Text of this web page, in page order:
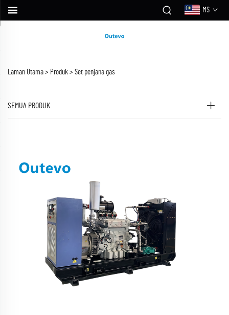
MS
Laman Utama > Produk > Set penjana gas
SEMUA PRODUK